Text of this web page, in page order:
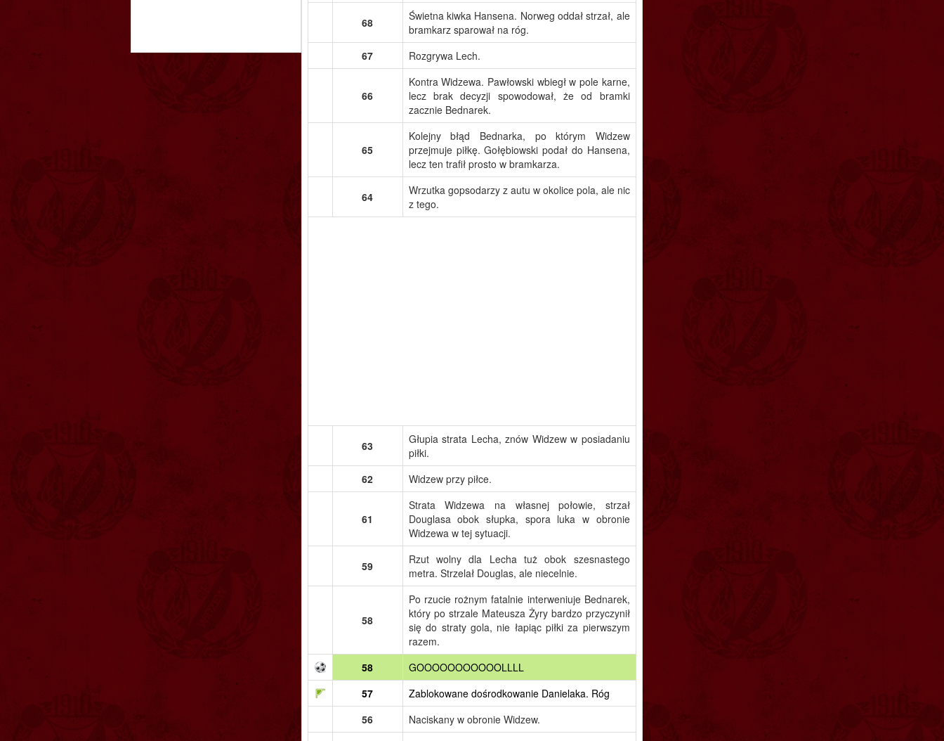
68
Świetna kiwka Hansena. Norweg oddał strzał, ale
bramkarz sparował na róg.
67
Rozgrywa Lech.
66
Kontra Widzewa. Pawłowski wbiegł w pole karne,
lecz brak decyzji spowodował, że od bramki
zacznie Bednarek.
65
Kolejny błąd Bednarka, po którym Widzew
przejmuje piłkę. Gołębiowski podał do Hansena,
lecz ten trafił prosto w bramkarza.
64
Wrzutka gopsodarzy z autu w okolice pola, ale nic
z tego.
63
Głupia strata Lecha, znów Widzew w posiadaniu
piłki.
62
Widzew przy piłce.
61
Strata Widzewa na własnej połowie, strzał
Douglasa obok słupka, spora luka w obronie
Widzewa w tej sytuacji.
59
Rzut wolny dla Lecha tuż obok szesnastego
metra. Strzelał Douglas, ale niecelnie.
58
Po rzucie rożnym fatalnie interweniuje Bednarek,
który po strzale Mateusza Żyry bardzo przyczynił
się do straty gola, nie łapiąc piłki za pierwszym
razem.
58
GOOOOOOOOOOOLLLL
57
Zablokowane dośrodkowanie Danielaka. Róg
56
Naciskany w obronie Widzew.